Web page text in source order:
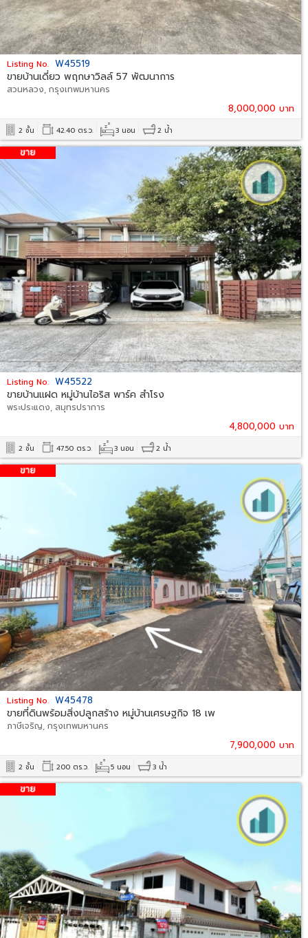
Listing No. W45519
ขายบ้านเดี่ยว พฤกษาวิลล์ 57 พัฒนาการ
สวนหลวง, กรุงเทพมหานคร
8,000,000 บาท
2 ชั้น 42.40 ตร.ว. 3 นอน 2 น้ำ
Listing No. W45522
ขายบ้านแฝด หมู่บ้านไอริส พาร์ค สำโรง
พระประแดง, สมุทรปราการ
4,800,000 บาท
2 ชั้น 47.50 ตร.ว. 3 นอน 2 น้ำ
Listing No. W45478
ขายที่ดินพร้อมสิ่งปลูกสร้าง หมู่บ้านเศรษฐกิจ 18 เพ
ภาษีเจริญ, กรุงเทพมหานคร
7,900,000 บาท
2 ชั้น 200 ตร.ว. 5 นอน 3 น้ำ